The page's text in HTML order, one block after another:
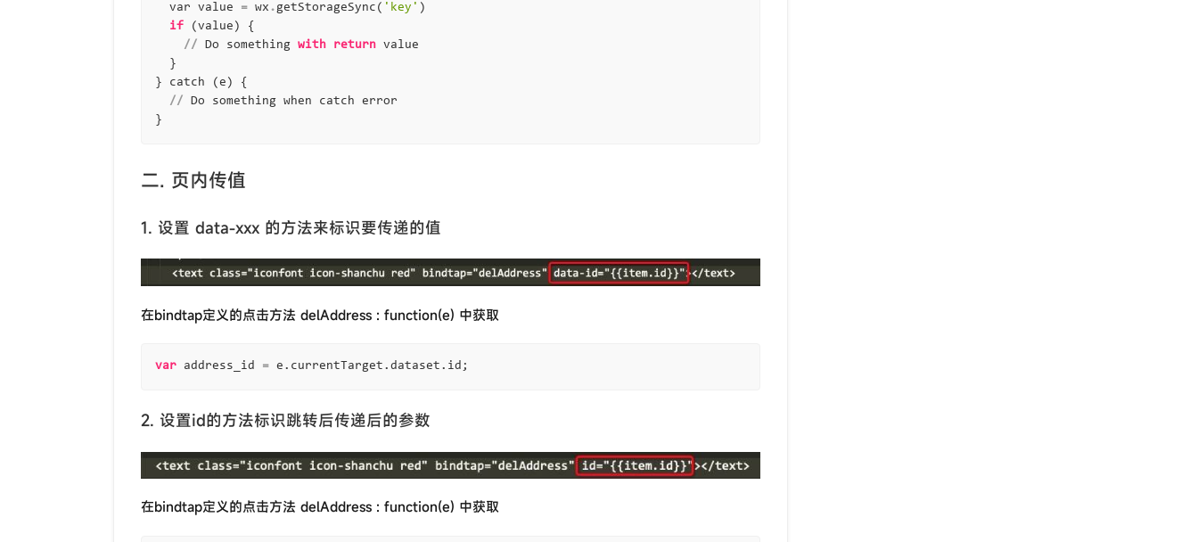
var
value = wx .getStorageSync ( 'key' )
if
( value )
{
//
Do something with return value
}
}
catch ( e )
{
//
Do something when catch
error
}
二. 页内传值
1. 设置 data-xxx 的方法来标识要传递的值
在bindtap定义的点击方法 delAddress : function(e) 中获取
var address_id = e . currentTarget . dataset . id ;
2. 设置id的方法标识跳转后传递后的参数
在bindtap定义的点击方法 delAddress : function(e) 中获取